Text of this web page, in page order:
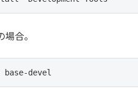
合。
base-devel